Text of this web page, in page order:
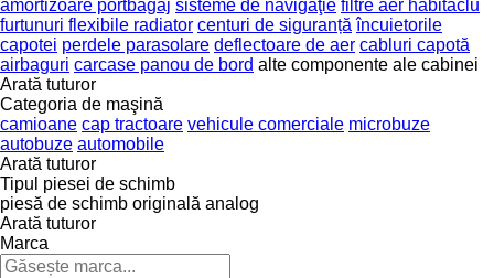
amortizoare portbagaj sisteme de navigaţie filtre aer habitaclu
furtunuri flexibile radiator centuri de siguranță încuietorile
capotei perdele parasolare deflectoare de aer cabluri capotă
airbaguri carcase panou de bord alte componente ale cabinei
Arată tuturor
Categoria de maşină
camioane cap tractoare vehicule comerciale microbuze
autobuze automobile
Arată tuturor
Tipul piesei de schimb
piesă de schimb originală analog
Arată tuturor
Marca